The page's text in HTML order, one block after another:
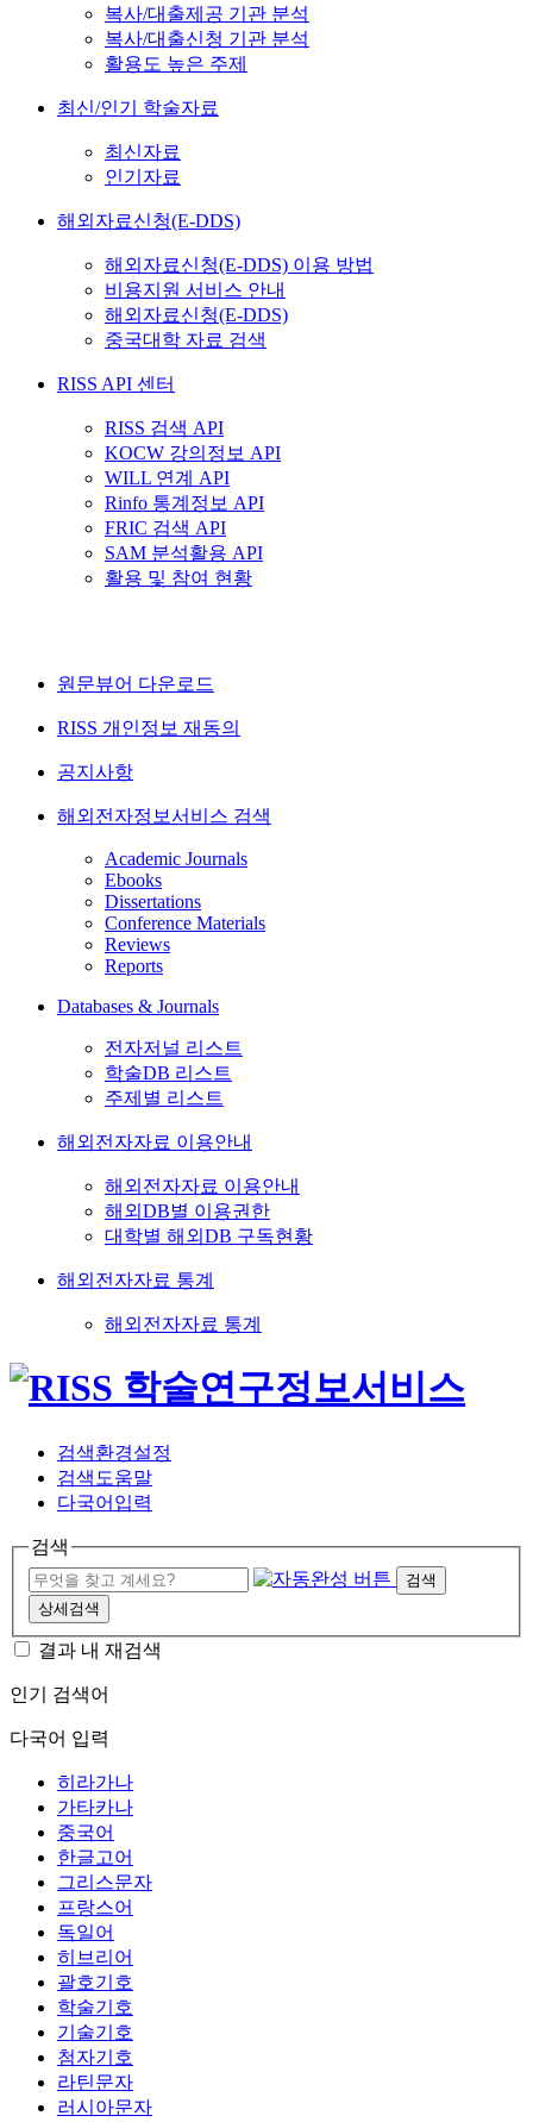
복사/대출제공 기관 분석
복사/대출신청 기관 분석
활용도 높은 주제
최신/인기 학술자료
최신자료
인기자료
해외자료신청(E-DDS)
해외자료신청(E-DDS) 이용 방법
비용지원 서비스 안내
해외자료신청(E-DDS)
중국대학 자료 검색
RISS API 센터
RISS 검색 API
KOCW 강의정보 API
WILL 연계 API
Rinfo 통계정보 API
FRIC 검색 API
SAM 분석활용 API
활용 및 참여 현황
원문뷰어 다운로드
RISS 개인정보 재동의
공지사항
해외전자정보서비스 검색
Academic Journals
Ebooks
Dissertations
Conference Materials
Reviews
Reports
Databases & Journals
전자저널 리스트
학술DB 리스트
주제별 리스트
해외전자자료 이용안내
해외전자자료 이용안내
해외DB별 이용권한
대학별 해외DB 구독현황
해외전자자료 통계
해외전자자료 통계
검색환경설정
검색도움말
다국어입력
검색
검색
상세검색
결과 내 재검색
인기 검색어
다국어 입력
히라가나
가타카나
중국어
한글고어
그리스문자
프랑스어
독일어
히브리어
괄호기호
학술기호
기술기호
첨자기호
라틴문자
러시아문자